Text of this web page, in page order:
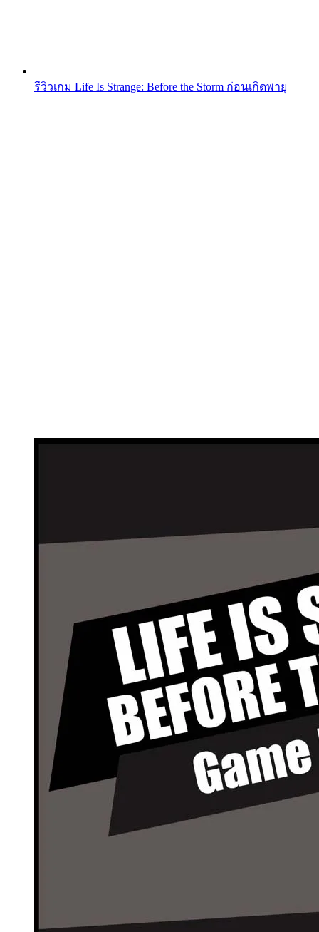
รีวิวเกม Life Is Strange: Before the Storm ก่อนเกิดพายุ